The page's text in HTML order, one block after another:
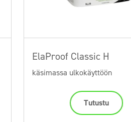
ElaProof Classic H
käsimassa ulkokäyttöön
Tutustu